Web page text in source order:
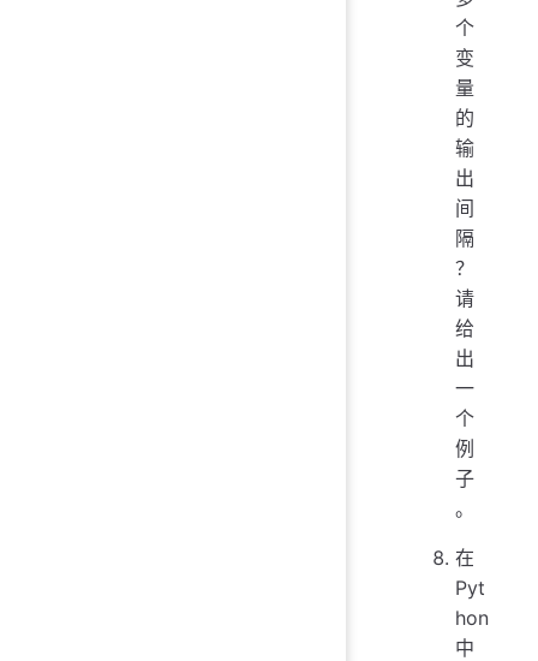
个
变
量
的
输
出
间
隔
？
请
给
出
一
个
例
子
。
在
Pyt
hon
中